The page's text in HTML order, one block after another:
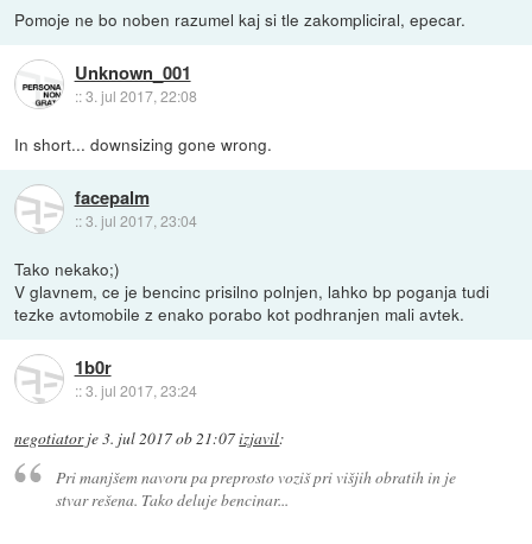
Pomoje ne bo noben razumel kaj si tle zakompliciral, epecar.
Unknown_001
::3. jul 2017, 22:08
In short... downsizing gone wrong.
facepalm
::3. jul 2017, 23:04
Tako nekako;)
V glavnem, ce je bencinc prisilno polnjen, lahko bp poganja tudi
tezke avtomobile z enako porabo kot podhranjen mali avtek.
1b0r
::3. jul 2017, 23:24
negotiatorje3. jul 2017 ob 21:07izjavil:
Pri manjšem navoru pa preprosto voziš pri višjih obratih in je
stvar rešena. Tako deluje bencinar...